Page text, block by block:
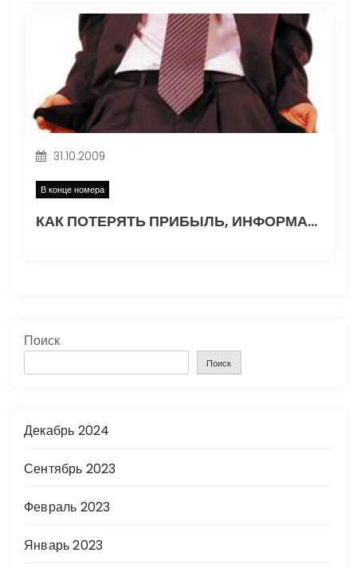
31.10.2009
В конце номера
КАК ПОТЕРЯТЬ ПРИБЫЛЬ, ИНФОРМАЦИЮ И НАЛИЧНОСТЬ
Поиск
Поиск
Декабрь 2024
Сентябрь 2023
Февраль 2023
Январь 2023